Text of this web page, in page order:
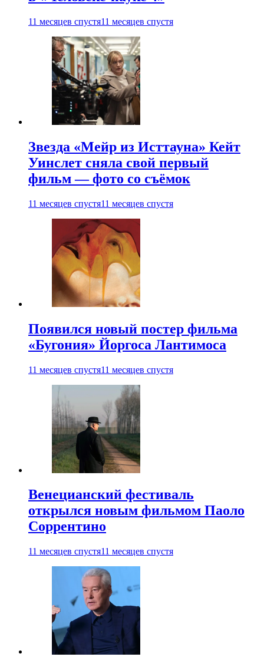
11 месяцев спустя11 месяцев спустя
Звезда «Мейр из Исттауна» Кейт
Уинслет сняла свой первый
фильм — фото со съёмок
11 месяцев спустя11 месяцев спустя
Появился новый постер фильма
«Бугония» Йоргоса Лантимоса
11 месяцев спустя11 месяцев спустя
Венецианский фестиваль
открылся новым фильмом Паоло
Соррентино
11 месяцев спустя11 месяцев спустя